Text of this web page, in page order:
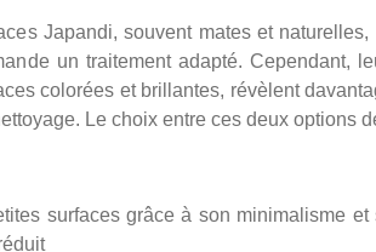
Japandi, souvent mates et
un traitement adapté. Cependant,
colorées et brillantes, révèlent
Le choix entre ces deux options
surfaces grâce à son minimalisme